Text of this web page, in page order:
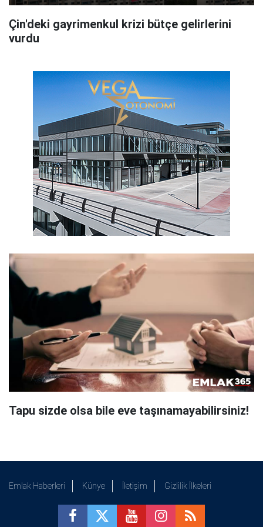
Çin'deki gayrimenkul krizi bütçe gelirlerini
vurdu
Tapu sizde olsa bile eve taşınamayabilirsiniz!
Emlak Haberleri Künye İletişim Gizlilik İlkeleri